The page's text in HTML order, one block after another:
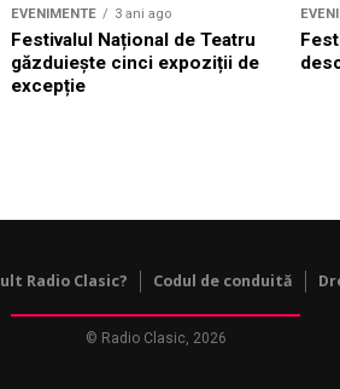
EVENIMENTE 3 ani ago
Festivalul Național de Teatru
găzduiește cinci expoziții de
excepție
Radio Clasic? Codul de conduită
© Radio Clasic, 2026